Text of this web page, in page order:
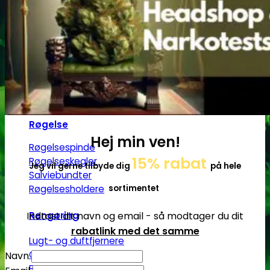
Grindere
2-Parts grindere
3-Parts grindere
4-Parts grindere
5-Parts grindere
Keramiske grindere
Røgelse
Røgelsespinde
Røgelseskegler
Salviebundter
Røgelsesholdere
Rengøring
Lugt- og duftfjernere
Glasrens
Hej min ven!
Jeg vil gerne tilbyde dig 15% rabat på hele
sortimentet
Indtast dit navn og email - så modtager du dit
rabatlink med det samme
Navn